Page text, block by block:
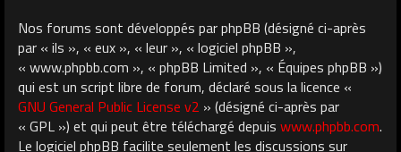
Nos forums sont développés par phpBB (désigné ci-après
par « ils », « eux », « leur », « logiciel phpBB »,
« www.phpbb.com », « phpBB Limited », « Équipes phpBB »)
qui est un script libre de forum, déclaré sous la licence «
GNU General Public License v2 » (désigné ci-après par
« GPL ») et qui peut être téléchargé depuis www.phpbb.com.
Le logiciel phpBB facilite seulement les discussions sur